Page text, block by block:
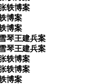
轶博案
博案
博案
琴王建兵案
琴王建兵案
轶博案
轶博案
博案